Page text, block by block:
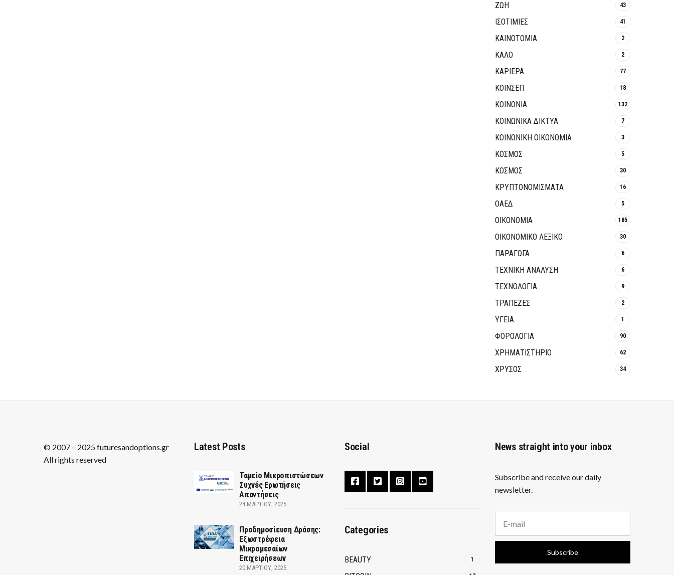
ΖΩΗ 43
ΙΣΟΤΙΜΙΕΣ 41
ΚΑΙΝΟΤΟΜΊΑ 2
ΚΑΛΟ 2
ΚΑΡΙΕΡΑ 77
ΚΟΙΝΣΕΠ 18
ΚΟΙΝΩΝΙΑ 132
ΚΟΙΝΩΝΙΚΆ ΔΊΚΤΥΑ 7
ΚΟΙΝΩΝΙΚΉ ΟΙΚΟΝΟΜΊΑ 3
ΚΟΣΜΟΣ 5
ΚΟΣΜΟΣ 30
ΚΡΥΠΤΟΝΟΜΊΣΜΑΤΑ 16
ΟΑΕΔ 5
ΟΙΚΟΝΟΜΙΑ 185
ΟΙΚΟΝΟΜΙΚΟ ΛΕΞΙΚΟ 30
ΠΑΡΑΓΩΓΑ 6
ΤΕΧΝΙΚΗ ΑΝΑΛΥΣΗ 6
ΤΕΧΝΟΛΟΓΙΑ 9
ΤΡΆΠΕΖΕΣ 2
ΥΓΕΙΑ 1
ΦΟΡΟΛΟΓΙΑ 90
ΧΡΗΜΑΤΙΣΤΗΡΙΟ 62
ΧΡΥΣΟΣ 34
© 2007 – 2025 futuresandoptions.gr
All rights reserved
Latest Posts
Ταμείο Μικροπιστώσεων
Συχνές Ερωτήσεις
Απαντήσεις
24 ΜΑΡΤΊΟΥ, 2025
Προδημοσίευση Δράσης:
Εξωστρέφεια
Μικρομεσαίων
Επιχειρήσεων
20 ΜΑΡΤΊΟΥ, 2025
Social
Categories
BEAUTY 1
News straight into your inbox
Subscribe and receive our daily
newsletter.
a
i
a
Subscribe